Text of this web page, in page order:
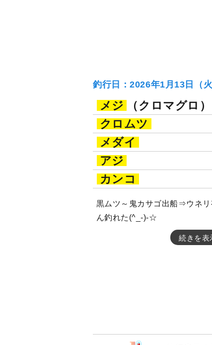
釣行日：2026年1月13日（
メジ
（クロマグロ）
クロムツ
メダイ
アジ
カンコ
黒ムツ～鬼カサゴ出船⇒ウネリ
ん釣れた(^_-)-☆
続きを表